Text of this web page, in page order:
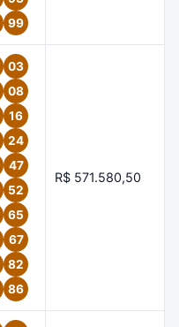
99
03
08
16
24
47
52
65
67
82
86
R$ 571.580,50